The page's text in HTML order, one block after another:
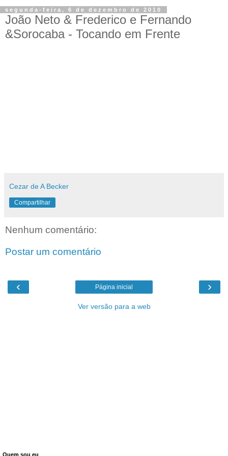
segunda-feira, 6 de dezembro de 2010
João Neto & Frederico e Fernando
&Sorocaba - Tocando em Frente
Cezar de A Becker
Compartilhar
Nenhum comentário:
Postar um comentário
‹ ›
Página inicial
Ver versão para a web
Quem sou eu